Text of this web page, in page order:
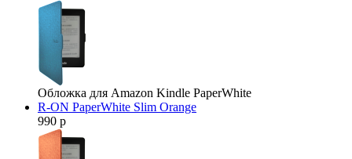
Обложка для Amazon Kindle PaperWhite
R-ON PaperWhite Slim Orange
990 р